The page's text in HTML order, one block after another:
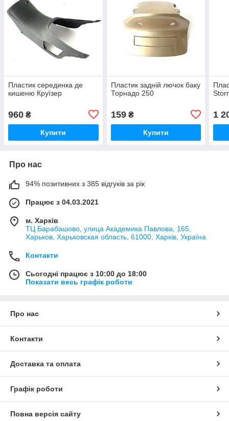
Пластик серединка де
кишеню Круїзер
960 ₴
Купити
Пластик задній лючок баку
Торнадо 250
159₴
Купити
1
Про нас
94% позитивних з 385 відгуків за рік
Працює з 04.03.2021
м. Харків
ТЦ Барабашово, улица Академика Павлова, 165,
Харьков, Харьковская область, 61000, Харків, Україна
Контакти
Сьогодні працює з 10:00 до 18:00
Показати весь графік роботи
Про нас
Контакти
Доставка та оплата
Графік роботи
Повна версія сайту